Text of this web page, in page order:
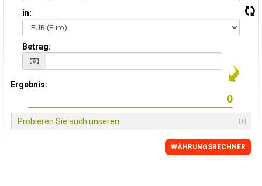
in:
Betrag:
Ergebnis:
Probieren Sie auch unseren
WÄHRUNGSRECHNER